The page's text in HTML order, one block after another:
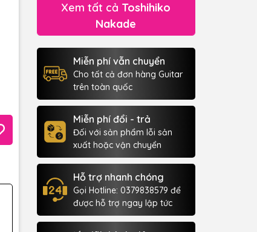
Xem tất cả Toshihiko
Nakade
Miễn phí vẫn chuyển
Cho tất cả đơn hàng Guitar
trên toàn quốc
Miễn phí đổi - trả
Đối với sản phẩm lỗi sản
xuất hoặc vận chuyển
Hỗ trợ nhanh chóng
Gọi Hotline: 0379838579 để
được hỗ trợ ngay lập tức